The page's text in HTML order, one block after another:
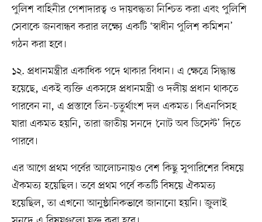
পুলিশ বাহিনীর পেশাদারত্ব ও দায়বদ্ধতা নিশ্চিত করা এবং পুলিশি
সেবাকে জনবান্ধব করার লক্ষ্যে একটি ‘স্বাধীন পুলিশ কমিশন’
গঠন করা হবে।
১২. প্রধানমন্ত্রীর একাধিক পদে থাকার বিধান। এ ক্ষেত্রে সিদ্ধান্ত
হয়েছে, একই ব্যক্তি একসঙ্গে প্রধানমন্ত্রী ও দলীয় প্রধান থাকতে
পারবেন না, এ প্রস্তাবে তিন-চতুর্থাংশ দল একমত। বিএনপিসহ
যারা একমত হয়নি, তারা জাতীয় সনদে ‘নোট অব ডিসেন্ট’ দিতে
পারবে।
এর আগে প্রথম পর্বের আলোচনায়ও বেশ কিছু সুপারিশের বিষয়ে
ঐকমত্য হয়েছিল। তবে প্রথম পর্বে কতটি বিষয়ে ঐকমত্য
হয়েছিল, তা এখনো আনুষ্ঠানিকভাবে জানানো হয়নি। জুলাই